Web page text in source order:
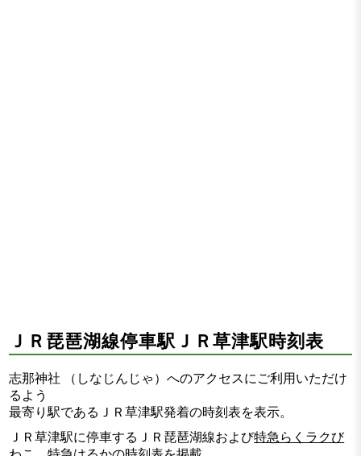
ＪＲ琵琶湖線停車駅ＪＲ草津駅時刻表
志那神社 （しなじんじゃ）へのアクセスにご利用いただけ
るよう
最寄り駅であるＪＲ草津駅発着の時刻表を表示。
ＪＲ草津駅に停車するＪＲ琵琶湖線および特急らくラクび